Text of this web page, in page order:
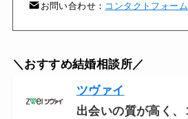
お問い合わせ： コンタクトフォーム
＼おすすめ結婚相談所／
ツヴァイ
出会いの質が高く、